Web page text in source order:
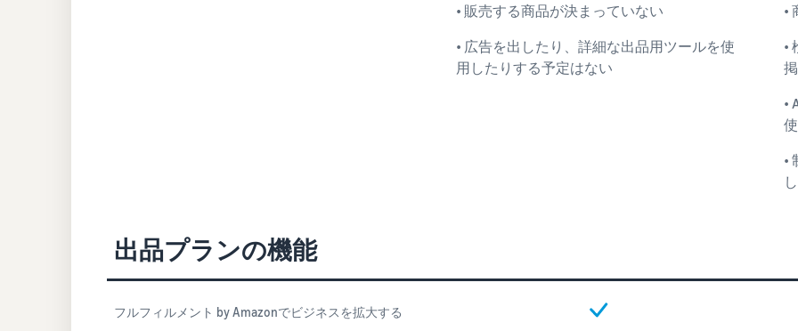
• 販売する商品が決まっていない
•
• 広告を出したり、詳細な出品用ツールを使
用したりする予定はない
•
•
•
出品プランの機能
フルフィルメント by Amazonでビジネスを拡大する